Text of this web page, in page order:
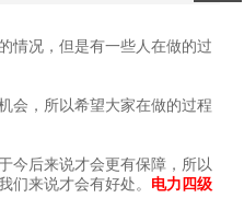
情况，但是有一些人在做的过
会，所以希望大家在做的过程
今后来说才会更有保障，所以
来说才会有好处。 电力四级